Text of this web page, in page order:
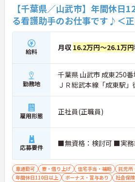
【千葉県／山武市】年間休日
る看護助手のお仕事です♪＜
給料 月収 16.2万円～26.1万円
勤務地
千葉県 山武市 成東250番
ＪＲ総武本線「成東駅
雇用形態 正社員(正職員)
応募要件 ■無資格：検討可 ■実務
車通勤可 寮・借り上げ 住宅手当・補助 託児所
年間休日110日以上
ボーナス・賞与あり 社会保